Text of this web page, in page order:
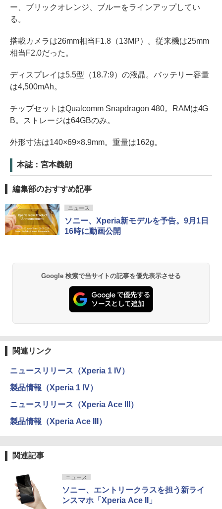
ー、ブリックオレンジ、ブルーをラインアップしてい
る。
搭載カメラは26mm相当F1.8（13MP）。従来機は25mm
相当F2.0だった。
ディスプレイは5.5型（18.7:9）の液晶。バッテリー容量
は4,500mAh。
チップセットはQualcomm Snapdragon 480。RAMは4G
B。ストレージは64GBのみ。
外形寸法は140×69×8.9mm。重量は162g。
本誌：宮本義朗
編集部のおすすめ記事
ニュース
ソニー、Xperia新モデルを予告。9月1日
16時に動画公開
Google 検索で当サイトの記事を優先表示させる
関連リンク
ニュースリリース（Xperia 1 IV）
製品情報（Xperia 1 IV）
ニュースリリース（Xperia Ace III）
製品情報（Xperia Ace III）
関連記事
ニュース
ソニー、エントリークラスを担う新ライ
ンスマホ「Xperia Ace II」